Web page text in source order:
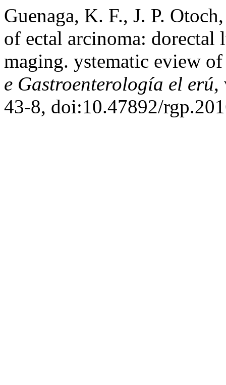
Guenaga, K. F., J. P.
of ectal arcinoma: dorectal
maging. ystematic eview
e Gastroenterología el erú,
43-8, doi:10.47892/